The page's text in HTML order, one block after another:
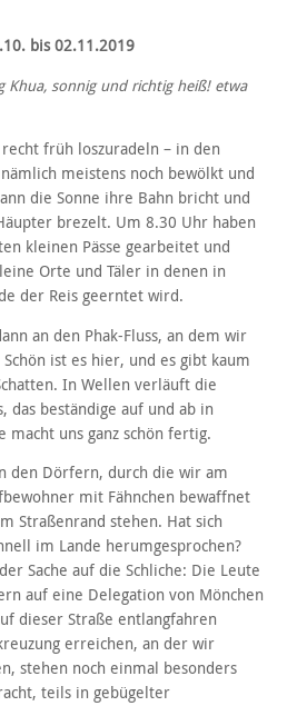
bis 02.11.2019
Khua, sonnig und richtig heiß! etwa
früh loszuradeln – in den
meistens noch bewölkt und
die Sonne ihre Bahn bricht und
brezelt. Um 8.30 Uhr haben
kleinen Pässe gearbeitet und
Orte und Täler in denen in
der Reis geerntet wird.
an den Phak-Fluss, an dem wir
ist es hier, und es gibt kaum
In Wellen verläuft die
das beständige auf und ab in
uns ganz schön fertig.
den Dörfern, durch die wir am
mit Fähnchen bewaffnet
Straßenrand stehen. Hat sich
im Lande herumgesprochen?
Sache auf die Schliche: Die Leute
auf eine Delegation von Mönchen
dieser Straße entlangfahren
erreichen, an der wir
stehen noch einmal besonders
teils in gebügelter